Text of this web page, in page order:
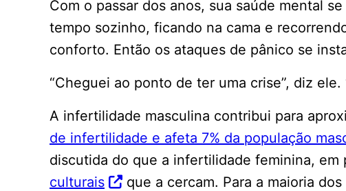
Com o passar dos anos, sua saúde mental
tempo sozinho, ficando na cama e
conforto. Então os ataques de pânico se
“Cheguei ao ponto de ter uma crise”, diz
A infertilidade masculina contribui para
de infertilidade e afeta 7% da população
discutida do que a infertilidade feminina, em
culturais
que a cercam. Para a maioria